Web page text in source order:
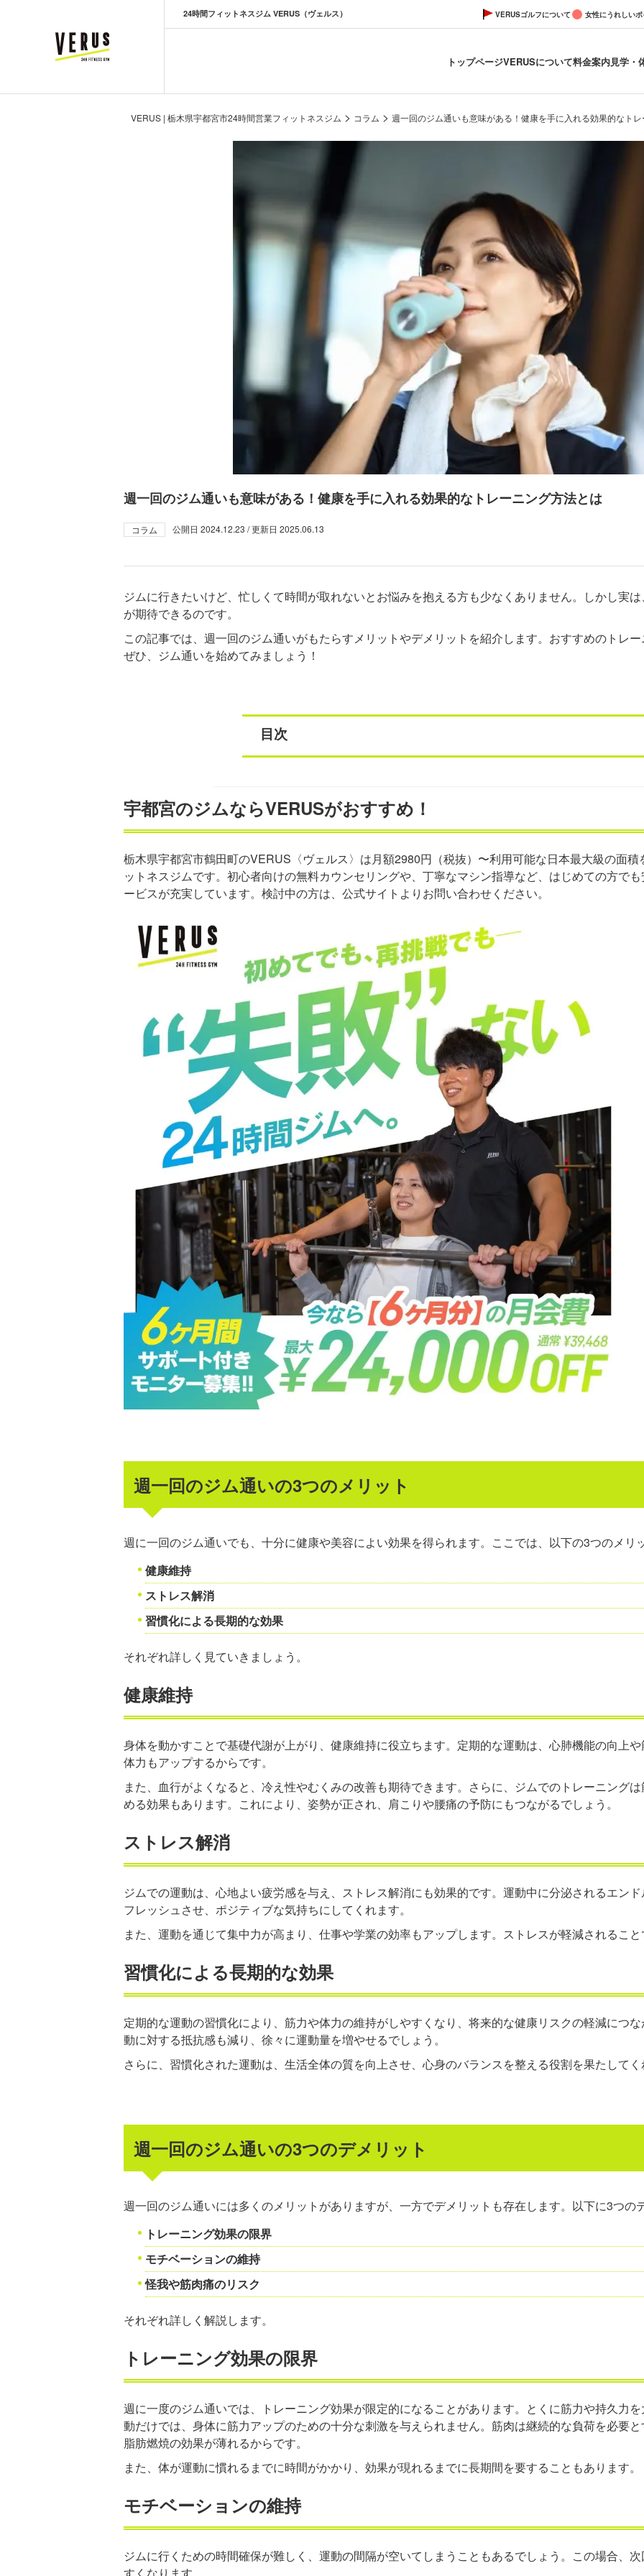
VERUS ヴェルス
24時間フィットネスジム VERUS（ヴェルス） VERUSゴルフについて 女性にうれしい
トップページVERUSについて料金案内見学・
VERUS | 栃木県宇都宮市24時間営業フィットネスジム > コラム > 週一回のジム通いも意味がある！健康を手に入れる効果的なト
週一回のジム通いも意味がある！健康を手に入れる効果的なトレーニング方法とは
コラム 公開日 2024.12.23 / 更新日 2025.06.13
ジムに行きたいけど、忙しくて時間が取れないとお悩みを抱える方も少なくありません。しかし実
が期待できるのです。
この記事では、週一回のジム通いがもたらすメリットやデメリットを紹介します。おすすめのトレー
ぜひ、ジム通いを始めてみましょう！
目次
宇都宮のジムならVERUSがおすすめ！
栃木県宇都宮市鶴田町のVERUS〈ヴェルス〉は月額2980円（税抜）〜利用可能な日本最大級の面
ットネスジムです。初心者向けの無料カウンセリングや、丁寧なマシン指導など、はじめての方で
ービスが充実しています。検討中の方は、公式サイトよりお問い合わせください。
週一回のジム通いの3つのメリット
週に一回のジム通いでも、十分に健康や美容によい効果を得られます。ここでは、以下の3つのメリ
健康維持
ストレス解消
習慣化による長期的な効果
それぞれ詳しく見ていきましょう。
健康維持
身体を動かすことで基礎代謝が上がり、健康維持に役立ちます。定期的な運動は、心肺機能の向上
体力もアップするからです。
また、血行がよくなると、冷え性やむくみの改善も期待できます。さらに、ジムでのトレーニング
める効果もあります。これにより、姿勢が正され、肩こりや腰痛の予防にもつながるでしょう。
ストレス解消
ジムでの運動は、心地よい疲労感を与え、ストレス解消にも効果的です。運動中に分泌されるエン
フレッシュさせ、ポジティブな気持ちにしてくれます。
また、運動を通じて集中力が高まり、仕事や学業の効率もアップします。ストレスが軽減されること
習慣化による長期的な効果
定期的な運動の習慣化により、筋力や体力の維持がしやすくなり、将来的な健康リスクの軽減につ
動に対する抵抗感も減り、徐々に運動量を増やせるでしょう。
さらに、習慣化された運動は、生活全体の質を向上させ、心身のバランスを整える役割を果たしてく
週一回のジム通いの3つのデメリット
週一回のジム通いには多くのメリットがありますが、一方でデメリットも存在します。以下に3つの
トレーニング効果の限界
モチベーションの維持
怪我や筋肉痛のリスク
それぞれ詳しく解説します。
トレーニング効果の限界
週に一度のジム通いでは、トレーニング効果が限定的になることがあります。とくに筋力や持久力
動だけでは、身体に筋力アップのための十分な刺激を与えられません。筋肉は継続的な負荷を必要
脂肪燃焼の効果が薄れるからです。
また、体が運動に慣れるまでに時間がかかり、効果が現れるまでに長期間を要することもあります。
モチベーションの維持
ジムに行くための時間確保が難しく、運動の間隔が空いてしまうこともあるでしょう。この場合、